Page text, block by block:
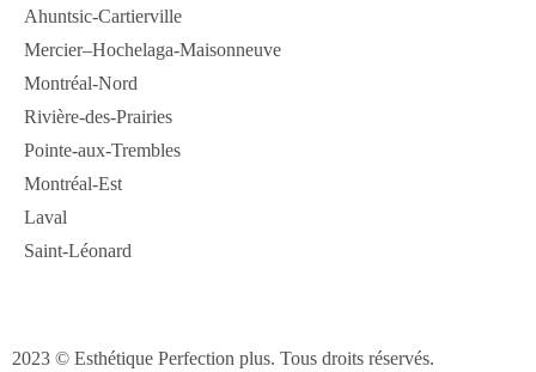
Ahuntsic-Cartierville
Mercier–Hochelaga-Maisonneuve
Montréal-Nord
Rivière-des-Prairies
Pointe-aux-Trembles
Montréal-Est
Laval
Saint-Léonard
2023 © Esthétique Perfection plus. Tous droits réservés.